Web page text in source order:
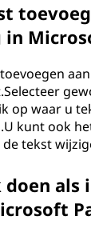
in
op waar u
kunt ook
tekst
als